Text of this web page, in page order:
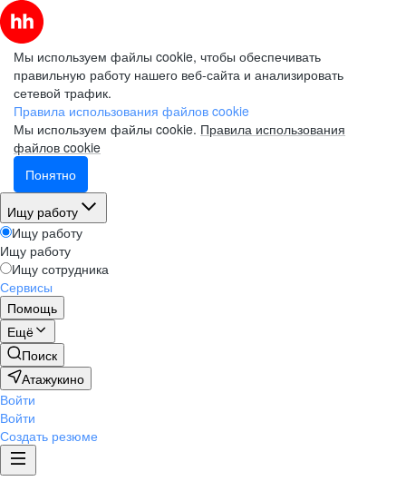
Мы используем файлы cookie, чтобы обеспечивать
правильную работу нашего веб-сайта и анализировать
сетевой трафик.
Правила использования файлов cookie
Мы используем файлы cookie. Правила использования
файлов cookie
Понятно
Ищу работу
Ищу работу
Ищу работу
Ищу сотрудника
Сервисы
Помощь
Ещё
Поиск
Атажукино
Войти
Войти
Создать резюме